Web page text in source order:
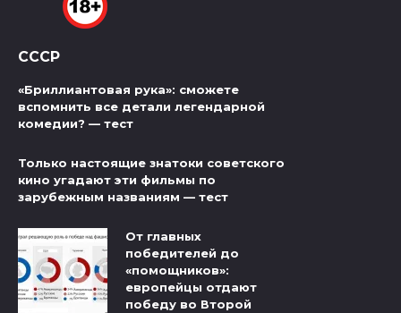
СССР
«Бриллиантовая рука»: сможете
вспомнить все детали легендарной
комедии? — тест
Только настоящие знатоки советского
кино угадают эти фильмы по
зарубежным названиям — тест
От главных
победителей до
«помощников»:
европейцы отдают
победу во Второй